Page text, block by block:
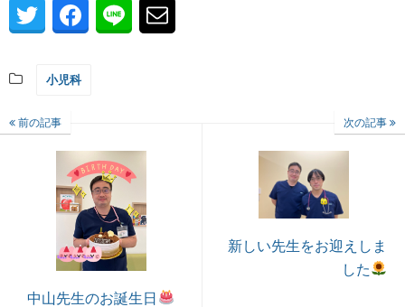
小児科
前の記事
中山先生のお誕生日
次の記事
新しい先生をお迎えしま
した